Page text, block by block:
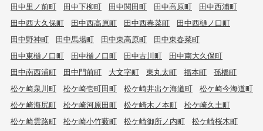
田中里ノ前町
田中下柳町 田中関田町 田中高原町
田中西浦町
田中西大久保町
田中西高原町 田中西春菜町
田中西樋ノ口町
田中野神町
田中馬場町 田中東高原町
田中東春菜町
田中東樋ノ口町
田中樋ノ口町 田中古川町
田中南大久保町
田中南西浦町
田中門前町 大文字町 東丸太町 福本町
孫橋町
松ケ崎泉川町
松ケ崎壱町田町 松ケ崎井出ケ海道町
松ケ崎今海道町
松ケ崎海尻町
松ケ崎河原田町 松ケ崎木ノ本町
松ケ崎久土町
松ケ崎雲路町
松ケ崎小竹薮町 松ケ崎御所ノ内町
松ケ崎桜木町